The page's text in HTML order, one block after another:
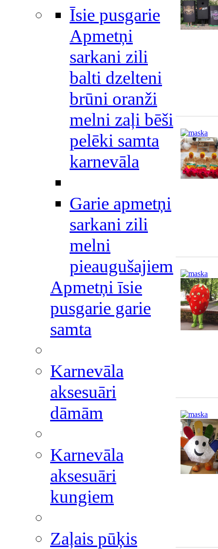
Īsie pusgarie
Apmetņi
sarkani zili
balti dzelteni
brūni oranži
melni zaļi bēši
pelēki samta
karnevāla
Garie apmetņi
sarkani zili
melni
pieaugušajiem
Apmetņi īsie
pusgarie garie
samta
Karnevāla
aksesuāri
dāmām
Karnevāla
aksesuāri
kungiem
Zaļais pūķis